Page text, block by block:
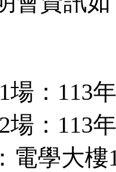
113年3
113年4
學大樓